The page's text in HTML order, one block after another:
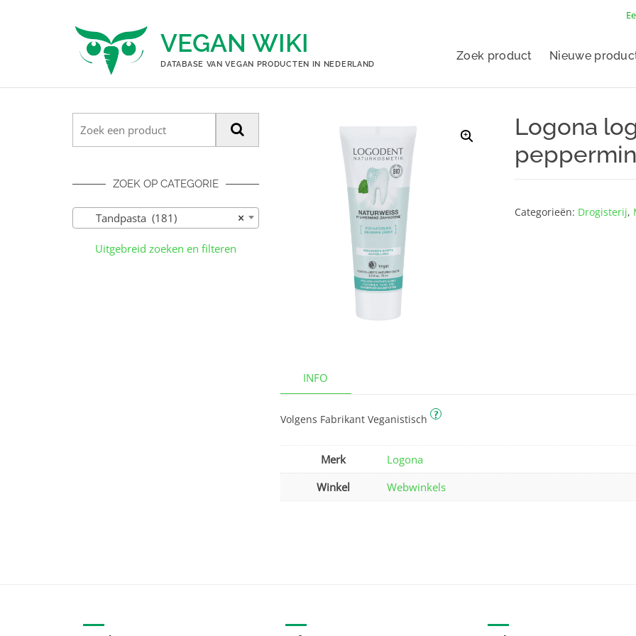
VEGAN WIKI
DATABASE VAN VEGAN PRODUCTEN IN NEDERLAND
Zoek product Nieuwe
Logona
Categorieën: Drogisterij,
INFO
Volgens Fabrikant Veganistisch ?
Merk
Logona
Winkel
Webwinkels
ZOEK OP CATEGORIE
×
Tandpasta (181)
Uitgebreid zoeken en filteren